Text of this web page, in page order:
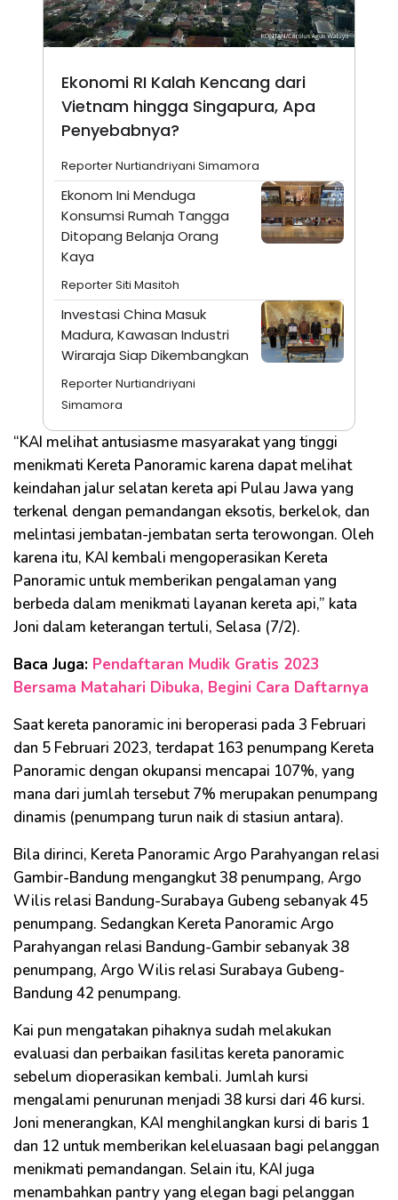
Ekonomi RI Kalah Kencang dari
Vietnam hingga Singapura, Apa
Penyebabnya?
Reporter Nurtiandriyani Simamora
Ekonom Ini Menduga
Konsumsi Rumah Tangga
Ditopang Belanja Orang
Kaya
Reporter Siti Masitoh
Investasi China Masuk
Madura, Kawasan Industri
Wiraraja Siap Dikembangkan
Reporter Nurtiandriyani
Simamora
“KAI melihat antusiasme masyarakat yang tinggi
menikmati Kereta Panoramic karena dapat melihat
keindahan jalur selatan kereta api Pulau Jawa yang
terkenal dengan pemandangan eksotis, berkelok, dan
melintasi jembatan-jembatan serta terowongan. Oleh
karena itu, KAI kembali mengoperasikan Kereta
Panoramic untuk memberikan pengalaman yang
berbeda dalam menikmati layanan kereta api,” kata
Joni dalam keterangan tertuli, Selasa (7/2).
Baca Juga: Pendaftaran Mudik Gratis 2023
Bersama Matahari Dibuka, Begini Cara Daftarnya
Saat kereta panoramic ini beroperasi pada 3 Februari
dan 5 Februari 2023, terdapat 163 penumpang Kereta
Panoramic dengan okupansi mencapai 107%, yang
mana dari jumlah tersebut 7% merupakan penumpang
dinamis (penumpang turun naik di stasiun antara).
Bila dirinci, Kereta Panoramic Argo Parahyangan relasi
Gambir-Bandung mengangkut 38 penumpang, Argo
Wilis relasi Bandung-Surabaya Gubeng sebanyak 45
penumpang. Sedangkan Kereta Panoramic Argo
Parahyangan relasi Bandung-Gambir sebanyak 38
penumpang, Argo Wilis relasi Surabaya Gubeng-
Bandung 42 penumpang.
Kai pun mengatakan pihaknya sudah melakukan
evaluasi dan perbaikan fasilitas kereta panoramic
sebelum dioperasikan kembali. Jumlah kursi
mengalami penurunan menjadi 38 kursi dari 46 kursi.
Joni menerangkan, KAI menghilangkan kursi di baris 1
dan 12 untuk memberikan keleluasaan bagi pelanggan
menikmati pemandangan. Selain itu, KAI juga
menambahkan pantry yang elegan bagi pelanggan